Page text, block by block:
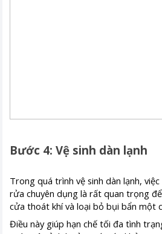
Bước 4: Vệ sinh dàn lạnh
Trong quá trình vệ sinh dàn lạnh,
rửa chuyên dụng là rất quan trọng
cửa thoát khí và loại bỏ bụi bẩn một
Điều này giúp hạn chế tối đa tình